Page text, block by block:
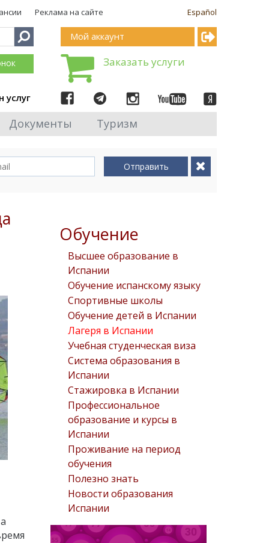
Español
Реклама на сайте
услуг
Мой аккаунт
Заказать услуги
Документы Туризм
Отправить
Обучение
Высшее образование в
Испании
Обучение испанскому языку
Спортивные школы
Обучение детей в Испании
Лагеря в Испании
Учебная студенческая виза
Система образования в
Испании
Стажировка в Испании
Профессиональное
образование и курсы в
Испании
Проживание на период
обучения
Полезно знать
Новости образования
Испании